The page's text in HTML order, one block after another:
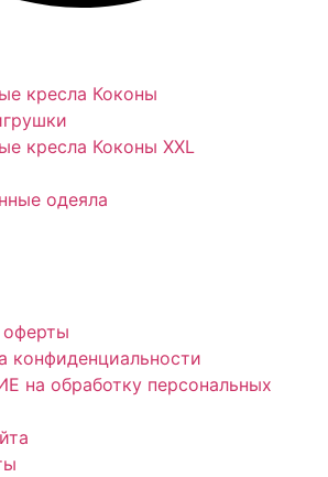
кресла Коконы
кресла Коконы XXL
одеяла
конфиденциальности
на обработку персональных